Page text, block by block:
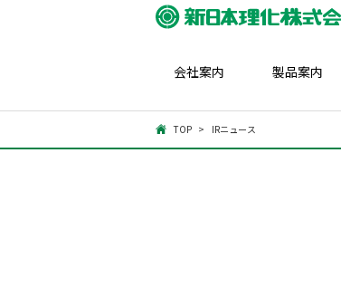
会社案内 製品案内
TOP IRニュース